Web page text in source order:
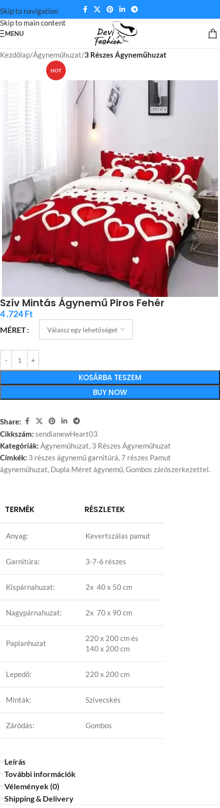
Skip to navigation
Skip to main content
MENU
Kezdőlap Ágyneműhuzat 3 Részes Ágyneműhuzat
HOT
Szív Mintás Ágynemű Piros Fehér
4 .724Ft
MÉRET
KOSÁRBA TESZEM
BUY NOW
Share:
Cikkszám: sendianewHeart03
Kategóriák: Ágyneműhuzat, 3 Részes Ágyneműhuzat
Címkék: 3 részes ágynemű garnitúrá, 7 részes Pamut
ágyneműhuzat, Dupla Méret ágynemű,Gombos zárószerkezettel.
TERMÉK RÉSZLETEK
Anyag: Kevertszálas pamut
Garnitúra: 3-7-6 részes
Kispárnahuzat: 2x 40 x 50 cm
Nagypárnahuzat: 2x 70 x 90 cm
Paplanhuzat
220 x 200 cm és
140 x 200 cm
Lepedő: 220 x 200 cm
Minták: Szivecskés
Záródás: Gombos
Leírás
További információk
Vélemények (0)
Shipping & Delivery